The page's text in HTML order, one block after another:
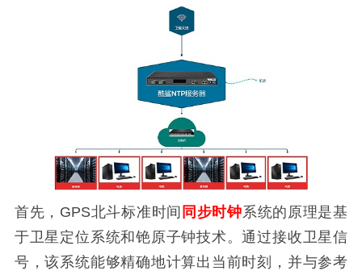
首先，GPS北斗标准时间 同步时钟系统的原理是基
于卫星定位系统和铯原子钟技术。通过接收卫星信
号，该系统能够精确地计算出当前时刻，并与参考